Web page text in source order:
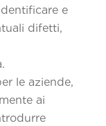
e
difetti,
le aziende,
ai